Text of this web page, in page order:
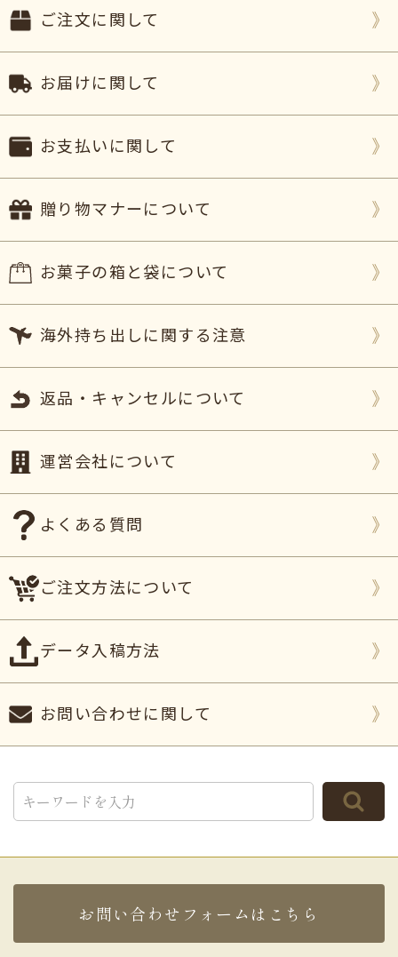
ご注文に関して
お届けに関して
お支払いに関して
贈り物マナーについて
お菓子の箱と袋について
海外持ち出しに関する注意
返品・キャンセルについて
運営会社について
よくある質問
ご注文方法について
データ入稿方法
お問い合わせに関して
お問い合わせフォームはこちら